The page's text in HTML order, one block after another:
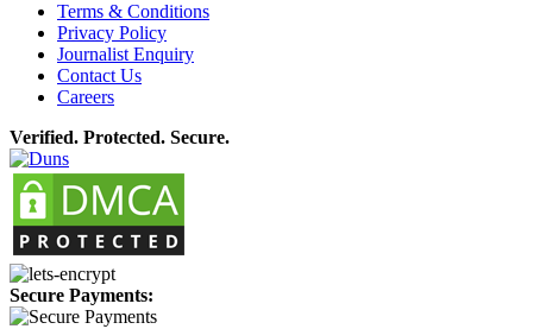
Terms & Conditions
Privacy Policy
Journalist Enquiry
Contact Us
Careers
Verified. Protected. Secure.
Secure Payments: